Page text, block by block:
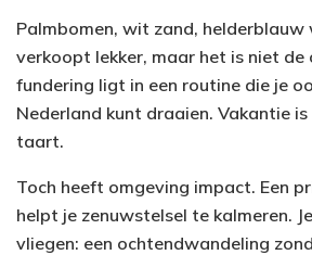
Palmbomen, wit zand, helderblauw
verkoopt lekker, maar het is niet de
fundering ligt in een routine die je
Nederland kunt draaien. Vakantie
taart.
Toch heeft omgeving impact. Een
helpt je zenuwstelsel te kalmeren.
vliegen: een ochtendwandeling